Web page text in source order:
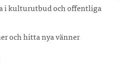
i kulturutbud och offentliga
och hitta nya vänner